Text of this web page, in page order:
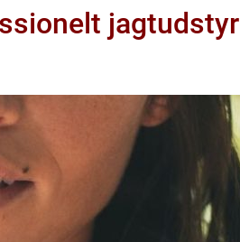
jagtudstyr